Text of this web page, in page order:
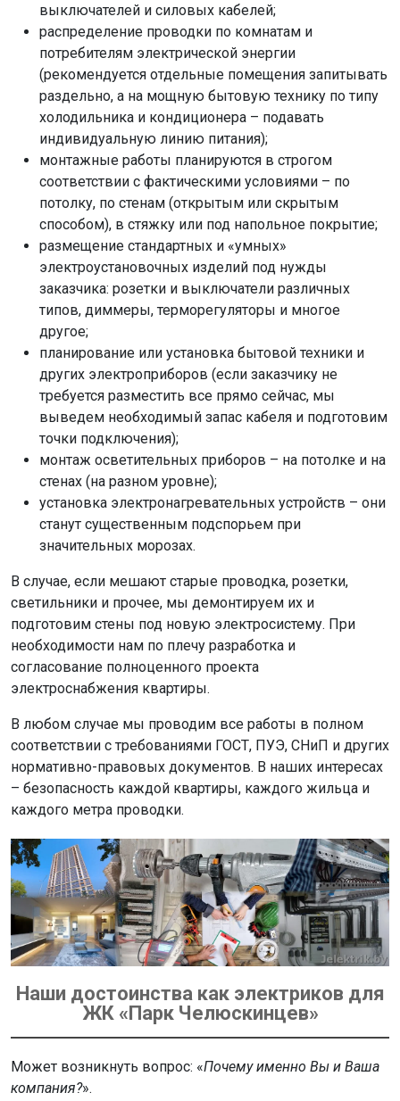
выключателей и силовых кабелей;
распределение проводки по комнатам и
потребителям электрической энергии
(рекомендуется отдельные помещения запитывать
раздельно, а на мощную бытовую технику по типу
холодильника и кондиционера – подавать
индивидуальную линию питания);
монтажные работы планируются в строгом
соответствии с фактическими условиями – по
потолку, по стенам (открытым или скрытым
способом), в стяжку или под напольное покрытие;
размещение стандартных и «умных»
электроустановочных изделий под нужды
заказчика: розетки и выключатели различных
типов, диммеры, терморегуляторы и многое
другое;
планирование или установка бытовой техники и
других электроприборов (если заказчику не
требуется разместить все прямо сейчас, мы
выведем необходимый запас кабеля и подготовим
точки подключения);
монтаж осветительных приборов – на потолке и на
стенах (на разном уровне);
установка электронагревательных устройств – они
станут существенным подспорьем при
значительных морозах.
В случае, если мешают старые проводка, розетки,
светильники и прочее, мы демонтируем их и
подготовим стены под новую электросистему. При
необходимости нам по плечу разработка и
согласование полноценного проекта
электроснабжения квартиры.
В любом случае мы проводим все работы в полном
соответствии с требованиями ГОСТ, ПУЭ, СНиП и других
нормативно-правовых документов. В наших интересах
– безопасность каждой квартиры, каждого жильца и
каждого метра проводки.
Наши достоинства как электриков для
ЖК «Парк Челюскинцев»
Может возникнуть вопрос: «Почему именно Вы и Ваша
компания?».